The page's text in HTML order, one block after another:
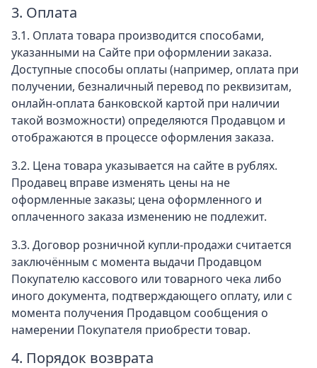
3. Оплата
3.1. Оплата товара производится способами,
указанными на Сайте при оформлении заказа.
Доступные способы оплаты (например, оплата при
получении, безналичный перевод по реквизитам,
онлайн-оплата банковской картой при наличии
такой возможности) определяются Продавцом и
отображаются в процессе оформления заказа.
3.2. Цена товара указывается на сайте в рублях.
Продавец вправе изменять цены на не
оформленные заказы; цена оформленного и
оплаченного заказа изменению не подлежит.
3.3. Договор розничной купли-продажи считается
заключённым с момента выдачи Продавцом
Покупателю кассового или товарного чека либо
иного документа, подтверждающего оплату, или с
момента получения Продавцом сообщения о
намерении Покупателя приобрести товар.
4. Порядок возврата